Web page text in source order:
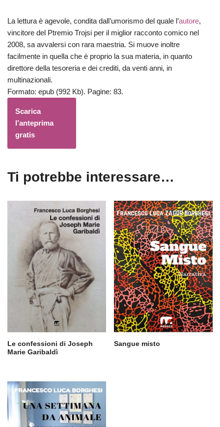
La lettura è agevole, condita dall’umorismo del quale l’autore,
vincitore del Ptremio Trojsi per il miglior racconto comico nel
2008, sa avvalersi con rara maestria. Si muove inoltre
facilmente in quella che è proprio la sua materia, in quanto
direttore della tesoreria e dei crediti, da venti anni, in
multinazionali.
Formato: epub (992 Kb). Pagine: 83.
Scarica
l’anteprima
gratis
Ti potrebbe interessare…
Le confessioni di Joseph
Marie Garibaldì
Sangue misto